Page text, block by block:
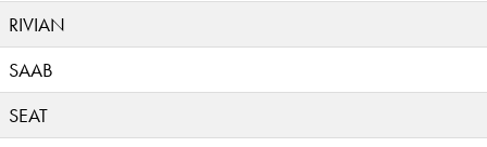
RIVIAN
SAAB
SEAT